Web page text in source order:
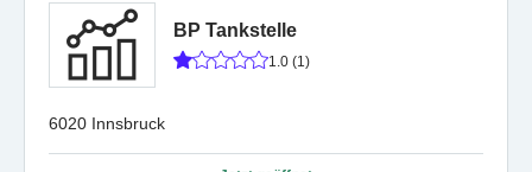
BP Tankstelle
1.0 (1)
6020 Innsbruck